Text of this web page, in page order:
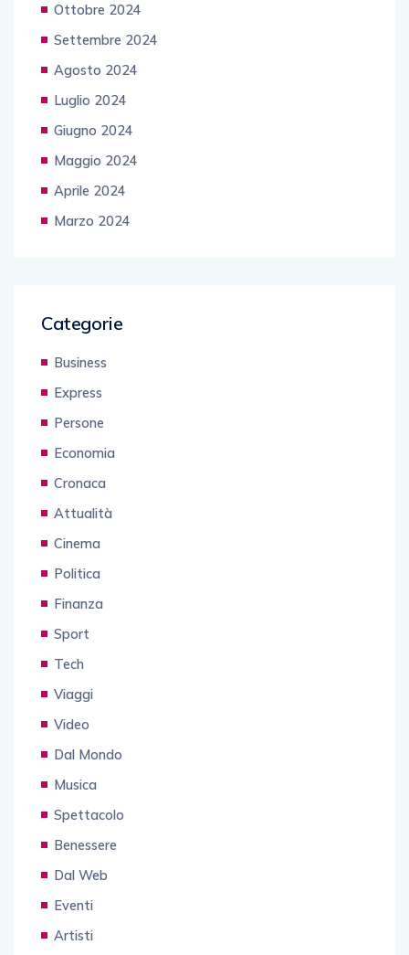
Ottobre 2024
Settembre 2024
Agosto 2024
Luglio 2024
Giugno 2024
Maggio 2024
Aprile 2024
Marzo 2024
Categorie
Business
Express
Persone
Economia
Cronaca
Attualità
Cinema
Politica
Finanza
Sport
Tech
Viaggi
Video
Dal Mondo
Musica
Spettacolo
Benessere
Dal Web
Eventi
Artisti